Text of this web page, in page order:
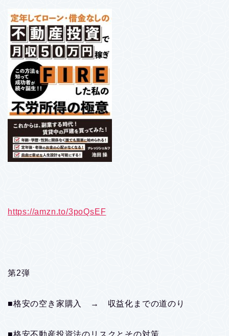
https://amzn.to/3poQsEF
第2弾
■格安の空き家購入 → 収益化までの道のり
■格安不動産投資法のリスクとその対策